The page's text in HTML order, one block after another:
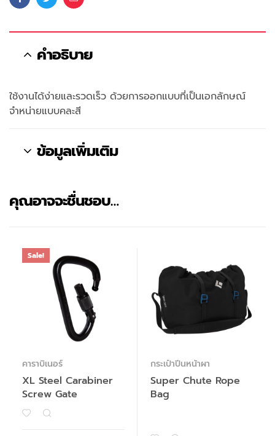
FacebookTwitterEmail
คำอธิบาย
ใช้งานได้ง่ายและรวดเร็ว ด้วยการออกแบบที่เป็นเอกลักษณ์
จำหน่ายแบบคละสี
ข้อมูลเพิ่มเติม
คุณอาจจะชื่นชอบ…
Sale!
คาราบิเนอร์
XL Steel Carabiner
Screw Gate
กระเป๋าปีนหน้าผา
Super Chute Rope
Bag